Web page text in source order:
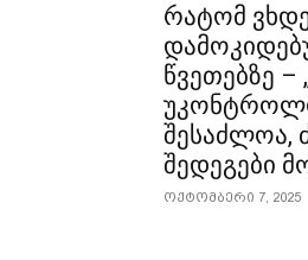
რატომ
წვეთებზე –
შესაძლოა,
შედეგები
ოქტომბერი 7, 2025